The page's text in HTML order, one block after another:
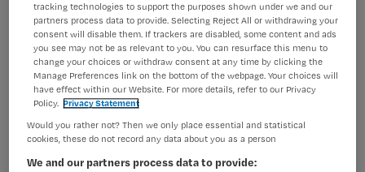
Verzorgende IG Flexteam, De
Antonius Hof, Bussum
Vivium,Bussum
tracking technologies to support the purposes shown under we and our
partners process data to provide. Selecting Reject All or withdrawing your
consent will disable them. If trackers are disabled, some content and ads
you see may not be as relevant to you. You can resurface this menu to
change your choices or withdraw consent at any time by clicking the
Manage Preferences link on the bottom of the webpage. Your choices will
have effect within our Website. For more details, refer to our Privacy
Policy. Privacy Statement
Would you rather not? Then we only place essential and statistical
cookies, these do not record any data about you as a person
We and our partners process data to provide: